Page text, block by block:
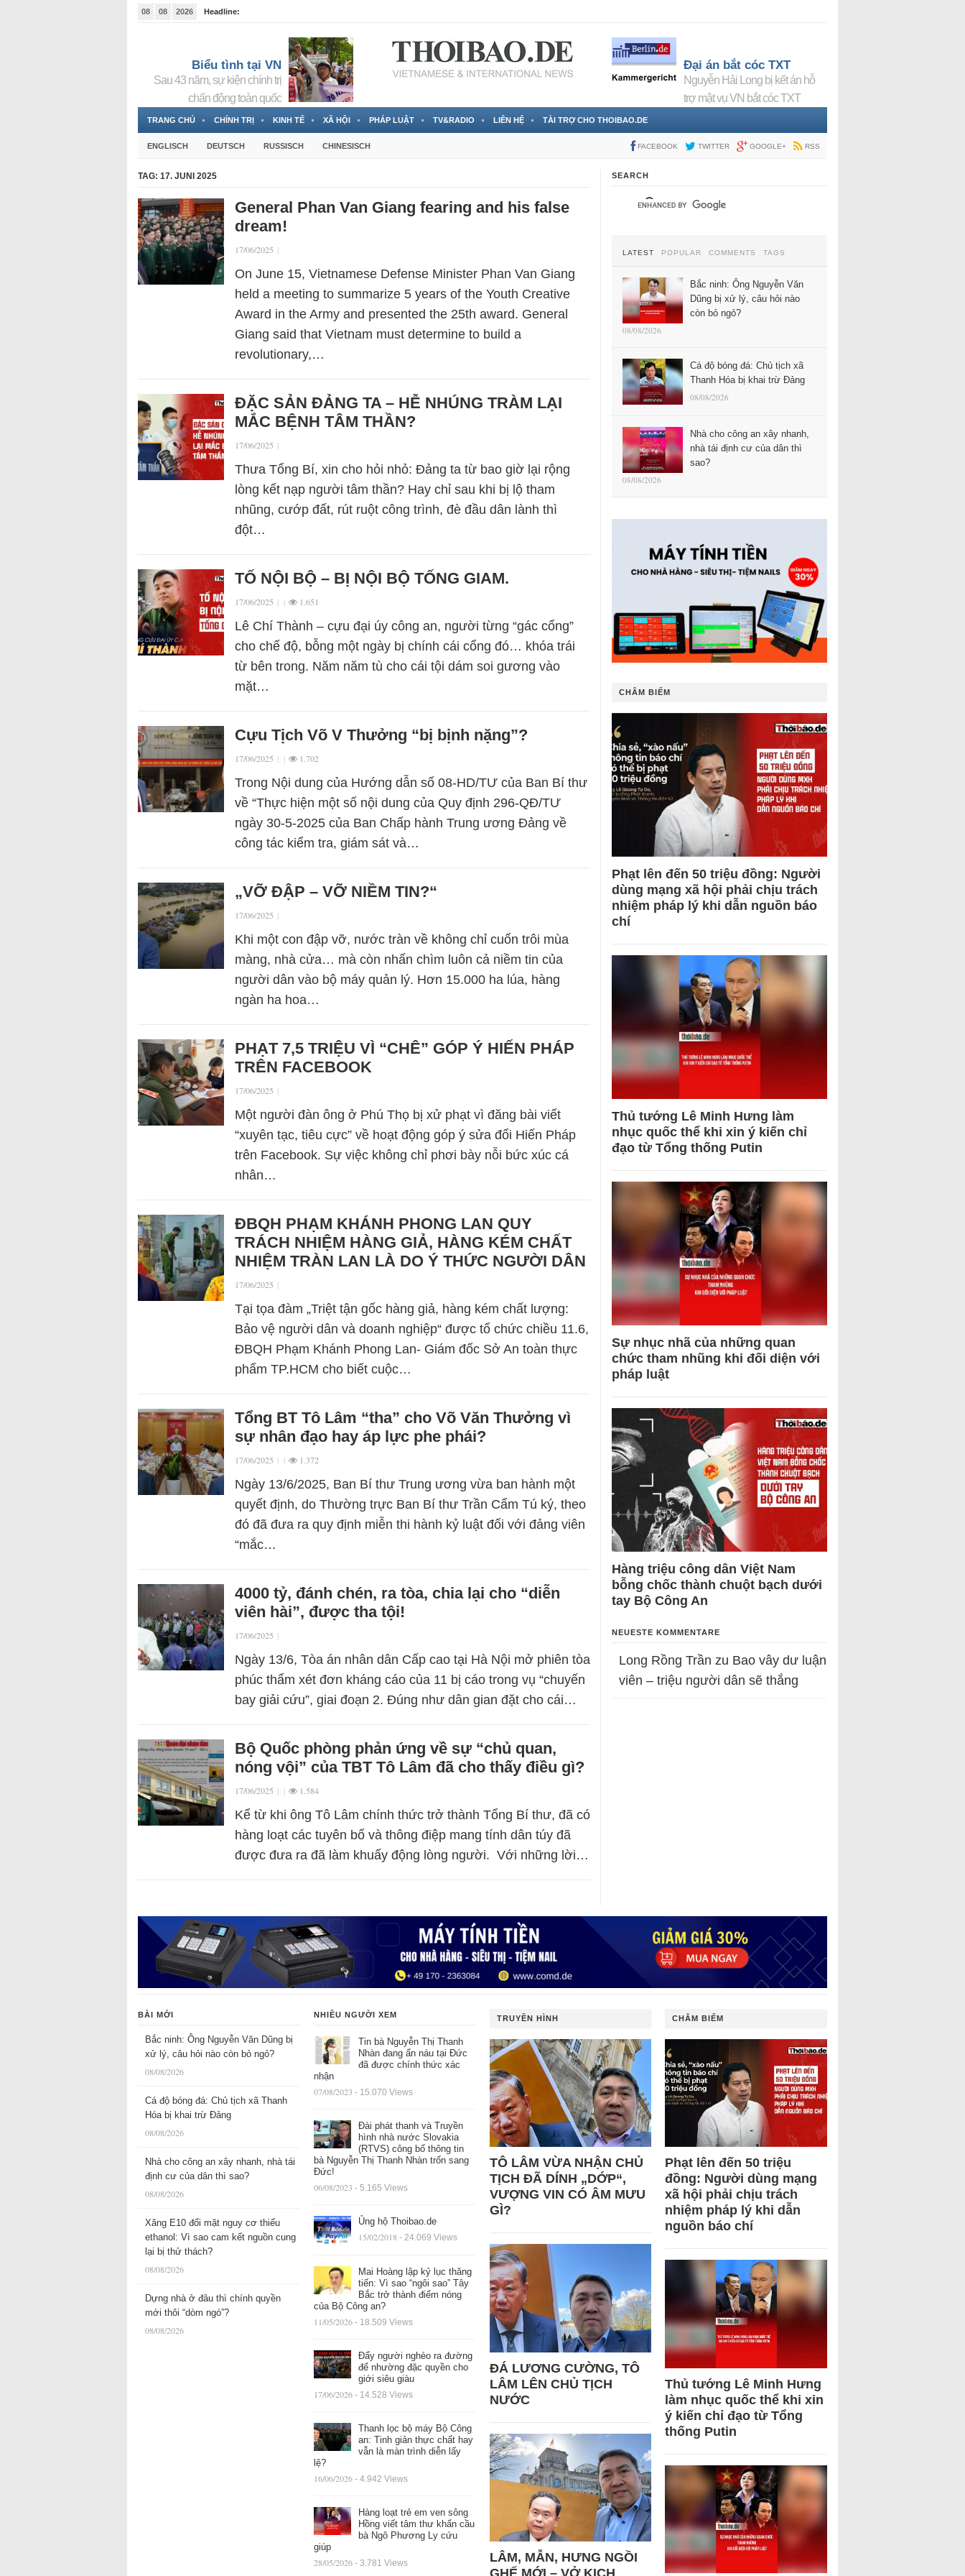
08 08 2026
Headline:
Biểu tình tại VN
Sau 43 năm, sự kiện chính trị
chấn động toàn quốc
Đại án bắt cóc TXT
Nguyễn Hải Long bị kết án hỗ
trợ mật vụ VN bắt cóc TXT
TRANG CHỦ CHÍNH TRỊ KINH TẾ XÃ HỘI PHÁP LUẬT TV&RADIO LIÊN HỆ TÀI TRỢ CHO THOIBAO.DE
ENGLISCH DEUTSCH RUSSISCH CHINESISCH FACEBOOK TWITTER GOOGLE+ RSS
TAG: 17. JUNI 2025
General Phan Van Giang fearing and his false
dream!
17/06/2025 |
On June 15, Vietnamese Defense Minister Phan Van Giang
held a meeting to summarize 5 years of the Youth Creative
Award in the Army and presented the 25th award. General
Giang said that Vietnam must determine to build a
revolutionary,…
ĐẶC SẢN ĐẢNG TA – HỄ NHÚNG TRÀM LẠI
MẮC BỆNH TÂM THẦN?
17/06/2025 |
Thưa Tổng Bí, xin cho hỏi nhỏ: Đảng ta từ bao giờ lại rộng
lòng kết nạp người tâm thần? Hay chỉ sau khi bị lộ tham
nhũng, cướp đất, rút ruột công trình, đè đầu dân lành thì
đột…
TỐ NỘI BỘ – BỊ NỘI BỘ TỐNG GIAM.
17/06/2025 | | 1.651
Lê Chí Thành – cựu đại úy công an, người từng “gác cổng”
cho chế độ, bỗng một ngày bị chính cái cổng đó… khóa trái
từ bên trong. Năm năm tù cho cái tội dám soi gương vào
mặt…
Cựu Tịch Võ V Thưởng “bị bịnh nặng”?
17/06/2025 | | 1.702
Trong Nội dung của Hướng dẫn số 08-HD/TƯ của Ban Bí thư
về “Thực hiện một số nội dung của Quy định 296-QĐ/TƯ
ngày 30-5-2025 của Ban Chấp hành Trung ương Đảng về
công tác kiểm tra, giám sát và…
„VỠ ĐẬP – VỠ NIỀM TIN?“
17/06/2025 |
Khi một con đập vỡ, nước tràn về không chỉ cuốn trôi mùa
màng, nhà cửa… mà còn nhấn chìm luôn cả niềm tin của
người dân vào bộ máy quản lý. Hơn 15.000 ha lúa, hàng
ngàn ha hoa…
PHẠT 7,5 TRIỆU VÌ “CHÊ” GÓP Ý HIẾN PHÁP
TRÊN FACEBOOK
17/06/2025 |
Một người đàn ông ở Phú Thọ bị xử phạt vì đăng bài viết
“xuyên tạc, tiêu cực” về hoạt động góp ý sửa đổi Hiến Pháp
trên Facebook. Sự việc không chỉ phơi bày nỗi bức xúc cá
nhân…
ĐBQH PHẠM KHÁNH PHONG LAN QUY
TRÁCH NHIỆM HÀNG GIẢ, HÀNG KÉM CHẤT
NHIỆM TRÀN LAN LÀ DO Ý THỨC NGƯỜI DÂN
17/06/2025 |
Tại tọa đàm „Triệt tận gốc hàng giả, hàng kém chất lượng:
Bảo vệ người dân và doanh nghiệp“ được tổ chức chiều 11.6,
ĐBQH Phạm Khánh Phong Lan- Giám đốc Sở An toàn thực
phẩm TP.HCM cho biết cuộc…
Tổng BT Tô Lâm “tha” cho Võ Văn Thưởng vì
sự nhân đạo hay áp lực phe phái?
17/06/2025 | | 1.372
Ngày 13/6/2025, Ban Bí thư Trung ương vừa ban hành một
quyết định, do Thường trực Ban Bí thư Trần Cẩm Tú ký, theo
đó đã đưa ra quy định miễn thi hành kỷ luật đối với đảng viên
“mắc…
4000 tỷ, đánh chén, ra tòa, chia lại cho “diễn
viên hài”, được tha tội!
17/06/2025 |
Ngày 13/6, Tòa án nhân dân Cấp cao tại Hà Nội mở phiên tòa
phúc thẩm xét đơn kháng cáo của 11 bị cáo trong vụ “chuyến
bay giải cứu”, giai đoạn 2. Đúng như dân gian đặt cho cái…
Bộ Quốc phòng phản ứng về sự “chủ quan,
nóng vội” của TBT Tô Lâm đã cho thấy điều gì?
17/06/2025 | | 1.584
Kể từ khi ông Tô Lâm chính thức trở thành Tổng Bí thư, đã có
hàng loạt các tuyên bố và thông điệp mang tính dân túy đã
được đưa ra đã làm khuấy động lòng người. Với những lời…
SEARCH
LATEST POPULAR COMMENTS TAGS
Bắc ninh: Ông Nguyễn Văn
Dũng bị xử lý, câu hỏi nào
còn bỏ ngỏ?
08/08/2026
Cá độ bóng đá: Chủ tịch xã
Thanh Hóa bị khai trừ Đảng
08/08/2026
Nhà cho công an xây nhanh,
nhà tái định cư của dân thì
sao?
08/08/2026
CHÂM BIẾM
Phạt lên đến 50 triệu đồng: Người
dùng mạng xã hội phải chịu trách
nhiệm pháp lý khi dẫn nguồn báo
chí
Thủ tướng Lê Minh Hưng làm
nhục quốc thể khi xin ý kiến chỉ
đạo từ Tổng thống Putin
Sự nhục nhã của những quan
chức tham nhũng khi đối diện với
pháp luật
Hàng triệu công dân Việt Nam
bỗng chốc thành chuột bạch dưới
tay Bộ Công An
NEUESTE KOMMENTARE
Long Rồng Trần zu Bao vây dư luận
viên – triệu người dân sẽ thắng
BÀI MỚI
Bắc ninh: Ông Nguyễn Văn Dũng bị
xử lý, câu hỏi nào còn bỏ ngỏ?
08/08/2026
Cá độ bóng đá: Chủ tịch xã Thanh
Hóa bị khai trừ Đảng
08/08/2026
Nhà cho công an xây nhanh, nhà tái
định cư của dân thì sao?
08/08/2026
Xăng E10 đối mặt nguy cơ thiếu
ethanol: Vì sao cam kết nguồn cung
lại bị thử thách?
08/08/2026
Dựng nhà ở đâu thì chính quyền
mới thôi “dòm ngó”?
08/08/2026
NHIỀU NGƯỜI XEM
Tin bà Nguyễn Thị Thanh
Nhàn đang ẩn náu tại Đức
đã được chính thức xác
nhận
07/08/2023 - 15.070 Views
Đài phát thanh và Truyền
hình nhà nước Slovakia
(RTVS) công bố thông tin
bà Nguyễn Thị Thanh Nhàn trốn sang
Đức!
06/08/2023 - 5.165 Views
Ủng hộ Thoibao.de
15/02/2018 - 24.069 Views
Mai Hoàng lập kỷ lục thăng
tiến: Vì sao “ngôi sao” Tây
Bắc trở thành điểm nóng
của Bộ Công an?
11/05/2026 - 18.509 Views
Đẩy người nghèo ra đường
để nhường đặc quyền cho
giới siêu giàu
17/06/2026 - 14.528 Views
Thanh lọc bộ máy Bộ Công
an: Tinh giản thực chất hay
vẫn là màn trình diễn lấy
lệ?
16/06/2026 - 4.942 Views
Hàng loạt trẻ em ven sông
Hồng viết tâm thư khẩn cầu
bà Ngô Phương Ly cứu
giúp
28/05/2026 - 3.781 Views
TRUYỀN HÌNH
TÔ LÂM VỪA NHẬN CHỦ
TỊCH ĐÃ DÍNH „DỚP“,
VƯỢNG VIN CÓ ÂM MƯU
GÌ?
ĐÁ LƯƠNG CƯỜNG, TÔ
LÂM LÊN CHỦ TỊCH
NƯỚC
LÂM, MẪN, HƯNG NGỒI
CHÂM BIẾM
Phạt lên đến 50 triệu
đồng: Người dùng mạng
xã hội phải chịu trách
nhiệm pháp lý khi dẫn
nguồn báo chí
Thủ tướng Lê Minh Hưng
làm nhục quốc thể khi xin
ý kiến chỉ đạo từ Tổng
thống Putin